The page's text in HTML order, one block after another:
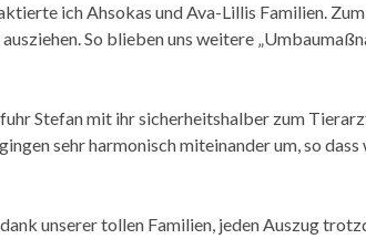
ich Ahsokas und Ava-Lillis Familien.
So blieben uns weitere
Stefan mit ihr sicherheitshalber zum
sehr harmonisch miteinander um, so
unserer tollen Familien, jeden Auszug